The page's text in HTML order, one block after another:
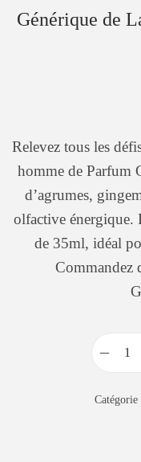
Générique de
Relevez tous les
homme de Parfum
d’agrumes,
olfactive énergique.
de 35ml, idéal
Commandez
Catégorie